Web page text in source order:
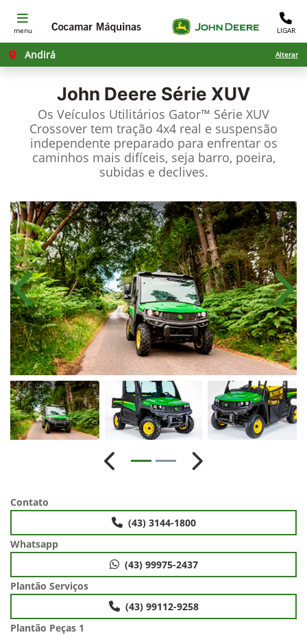
menu LIGAR
Andirá Alterar
John Deere Série XUV
Os Veículos Utilitários Gator™ Série XUV
Crossover tem tração 4x4 real e suspensão
independente preparado para enfrentar os
caminhos mais difíceis, seja barro, poeira,
subidas e declives.
Anterior
Anterior Próximo
Contato
(43) 3144-1800
Whatsapp
(43) 99975-2437
Plantão Serviços
(43) 99112-9258
Plantão Peças 1